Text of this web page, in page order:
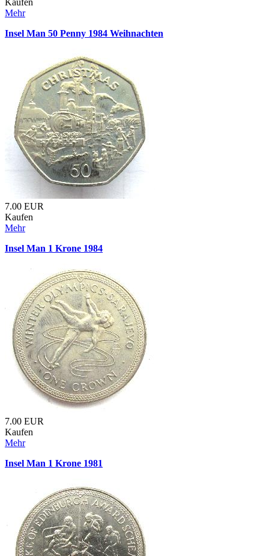
Mehr
Insel Man 50 Penny 1984 Weihnachten
7.00 EUR
Kaufen
Mehr
Insel Man 1 Krone 1984
7.00 EUR
Kaufen
Mehr
Insel Man 1 Krone 1981